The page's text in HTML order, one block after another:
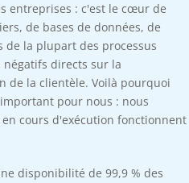
entreprises : c'est le cœur de
de bases de données, de
de la plupart des processus
directs sur la
de la clientèle. Voilà pourquoi
pour nous : nous
cours d'exécution fonctionnent
disponibilité de 99,9 % des